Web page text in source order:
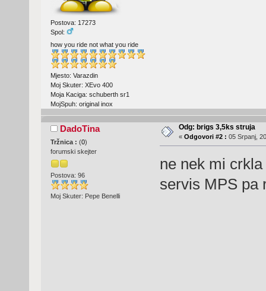
Postova: 17273
Spol:
how you ride not what you ride
Mjesto: Varazdin
Moj Skuter: XEvo 400
Moja Kaciga: schuberth sr1
MojSpuh: original inox
DadoTina
Tržnica : (0)
forumski skejter
Postova: 96
Moj Skuter: Pepe Benelli
Odg: brigs 3,5ks struja
« Odgovori #2 : 05 Srpanj,
ne nek mi
servis MPS pa